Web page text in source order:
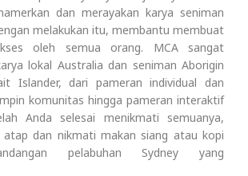
dan merayakan karya seniman
melakukan itu, membantu membuat
oleh semua orang. MCA sangat
lokal Australia dan seniman Aborigin
Islander, dari pameran individual dan
komunitas hingga pameran interaktif
Anda selesai menikmati semuanya,
atap dan nikmati makan siang atau kopi
pelabuhan Sydney yang